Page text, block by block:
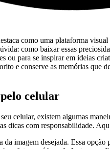
como ​uma plataforma
como⁣ baixar essas‌
ou para se inspirar em ⁣ideias⁢
e conserve as memórias que
celular
celular, existem algumas
dicas com ⁣responsabilidade.
imagem desejada. Essa‍